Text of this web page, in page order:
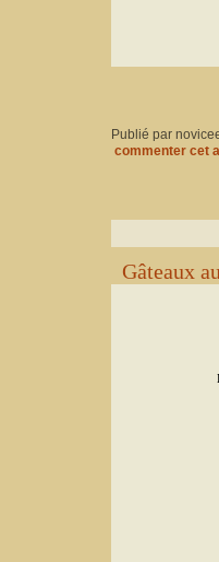
Publié par
commenter cet
Gâteaux